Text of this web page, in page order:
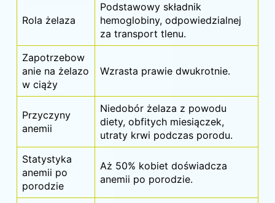
Rola żelaza
Podstawowy składnik
hemoglobiny, odpowiedzialnej
za transport tlenu.
Zapotrzebow
anie na żelazo
w ciąży
Wzrasta prawie dwukrotnie.
Przyczyny
anemii
Niedobór żelaza z powodu
diety, obfitych miesiączek,
utraty krwi podczas porodu.
Statystyka
anemii po
porodzie
Aż 50% kobiet doświadcza
anemii po porodzie.